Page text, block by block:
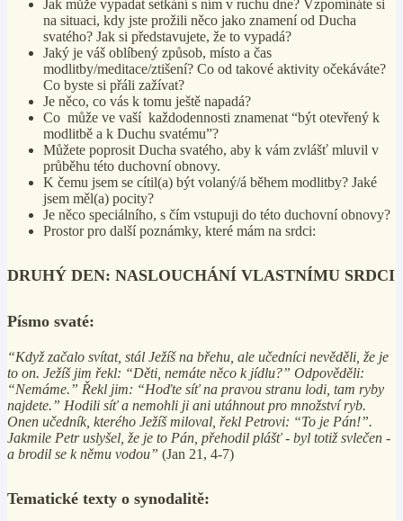
Jak může vypadat setkání s ním v ruchu dne? Vzpomínáte si
na situaci, kdy jste prožili něco jako znamení od Ducha
svatého? Jak si představujete, že to vypadá?
Jaký je váš oblíbený způsob, místo a čas
modlitby/meditace/ztišení? Co od takové aktivity očekáváte?
Co byste si přáli zažívat?
Je něco, co vás k tomu ještě napadá?
Co může ve vaší každodennosti znamenat “být otevřený k
modlitbě a k Duchu svatému”?
Můžete poprosit Ducha svatého, aby k vám zvlášť mluvil v
průběhu této duchovní obnovy.
K čemu jsem se cítil(a) být volaný/á během modlitby? Jaké
jsem měl(a) pocity?
Je něco speciálního, s čím vstupuji do této duchovní obnovy?
Prostor pro další poznámky, které mám na srdci:
DRUHÝ DEN: NASLOUCHÁNÍ VLASTNÍMU SRDCI
Písmo svaté:
“Když začalo svítat, stál Ježíš na břehu, ale učedníci nevěděli, že je
to on. Ježíš jim řekl: “Děti, nemáte něco k jídlu?” Odpověděli:
“Nemáme.” Řekl jim: “Hoďte síť na pravou stranu lodi, tam ryby
najdete.” Hodili síť a nemohli ji ani utáhnout pro množství ryb.
Onen učedník, kterého Ježíš miloval, řekl Petrovi: “To je Pán!”.
Jakmile Petr uslyšel, že je to Pán, přehodil plášť - byl totiž svlečen -
a brodil se k němu vodou” (Jan 21, 4-7)
Tematické texty o synodalitě: